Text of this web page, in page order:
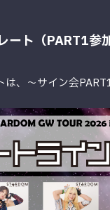
ート（PART1参
、〜サイン会